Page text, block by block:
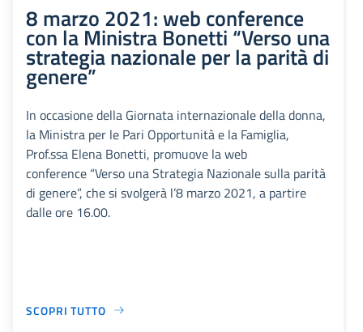
8 marzo 2021: web conference
con la Ministra Bonetti “Verso una
strategia nazionale per la parità di
genere”
In occasione della Giornata internazionale della donna,
la Ministra per le Pari Opportunità e la Famiglia,
Prof.ssa Elena Bonetti, promuove la web
conference “Verso una Strategia Nazionale sulla parità
di genere”, che si svolgerà l’8 marzo 2021, a partire
dalle ore 16.00.
SCOPRI TUTTO